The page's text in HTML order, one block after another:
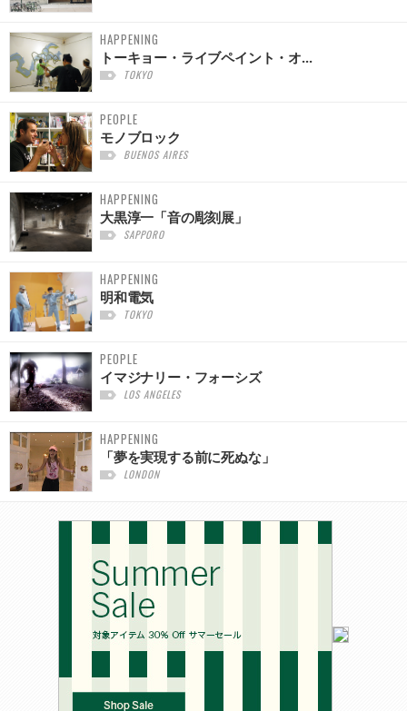
HAPPENING
トーキョー・ライブペイント・オ...
TOKYO
PEOPLE
モノブロック
BUENOS AIRES
HAPPENING
大黒淳一「音の彫刻展」
SAPPORO
HAPPENING
明和電気
TOKYO
PEOPLE
イマジナリー・フォーシズ
LOS ANGELES
HAPPENING
「夢を実現する前に死ぬな」
LONDON